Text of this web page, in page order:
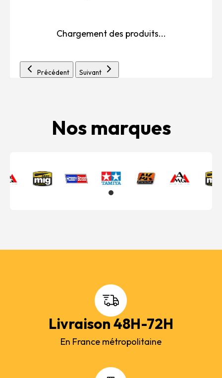
Chargement des produits...
Précédent Suivant
Nos marques
Livraison 48H-72H
En France métropolitaine